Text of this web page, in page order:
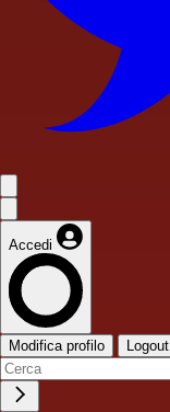
Accedi
Modifica profilo Logout